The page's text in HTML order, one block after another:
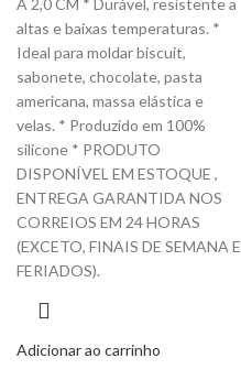
A 2,0 CM * Durável, resistente a
altas e baixas temperaturas. *
Ideal para moldar biscuit,
sabonete, chocolate, pasta
americana, massa elástica e
velas. * Produzido em 100%
silicone * PRODUTO
DISPONÍVEL EM ESTOQUE ,
ENTREGA GARANTIDA NOS
CORREIOS EM 24 HORAS
(EXCETO, FINAIS DE SEMANA E
FERIADOS).
Adicionar ao carrinho